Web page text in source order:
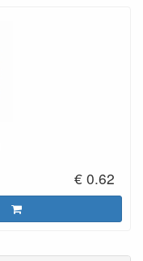
€ 0.62